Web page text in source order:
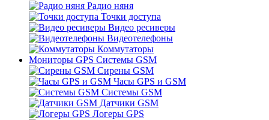
Радио няня
Точки доступа
Видео ресиверы
Видеотелефоны
Коммутаторы
Мониторы GPS Системы GSM
Сирены GSM
Часы GPS и GSM
Системы GSM
Датчики GSM
Логеры GPS